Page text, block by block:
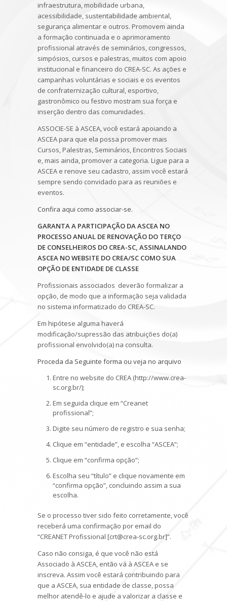
infraestrutura, mobilidade urbana,
acessibilidade, sustentabilidade ambiental,
segurança alimentar e outros. Promovem ainda
a formação continuada e o aprimoramento
profissional através de seminários, congressos,
simpósios, cursos e palestras, muitos com apoio
institucional e financeiro do CREA-SC. As ações e
campanhas voluntárias e sociais e os eventos
de confraternização cultural, esportivo,
gastronômico ou festivo mostram sua força e
inserção dentro das comunidades.
ASSOCIE-SE à ASCEA, você estará apoiando a
ASCEA para que ela possa promover mais
Cursos, Palestras, Seminários, Encontros Sociais
e, mais ainda, promover a categoria. Ligue para a
ASCEA e renove seu cadastro, assim você estará
sempre sendo convidado para as reuniões e
eventos.
Confira aqui como associar-se.
GARANTA A PARTICIPAÇÃO DA ASCEA NO
PROCESSO ANUAL DE RENOVAÇÃO DO TERÇO
DE CONSELHEIROS DO CREA-SC, ASSINALANDO
ASCEA NO WEBSITE DO CREA/SC COMO SUA
OPÇÃO DE ENTIDADE DE CLASSE
Profissionais associados deverão formalizar a
opção, de modo que a informação seja validada
no sistema informatizado do CREA-SC.
Em hipótese alguma haverá
modificação/supressão das atribuições do(a)
profissional envolvido(a) na consulta.
Proceda da Seguinte forma ou veja no arquivo
Entre no website do CREA (http://www.crea-
sc.org.br/);
Em seguida clique em “Creanet
profissional”;
Digite seu número de registro e sua senha;
Clique em “entidade”, e escolha “ASCEA”;
Clique em “confirma opção”;
Escolha seu “título” e clique novamente em
“confirma opção”, concluindo assim a sua
escolha.
Se o processo tiver sido feito corretamente, você
receberá uma confirmação por email do
“CREANET Profissional [crt@crea-sc.org.br]”.
Caso não consiga, é que você não está
Associado à ASCEA, então vá à ASCEA e se
inscreva. Assim você estará contribuindo para
que a ASCEA, sua entidade de classe, possa
melhor atendê-lo e ajude a valorizar a classe e